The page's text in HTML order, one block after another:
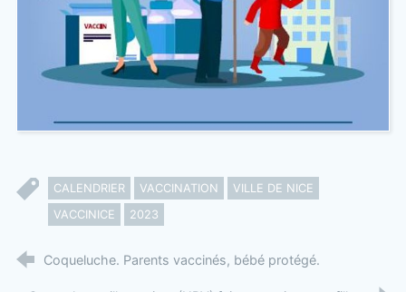
CALENDRIER VACCINATION
VILLE DE NICE
VACCINICE
2023
Coqueluche. Parents vaccinés, bébé protégé.